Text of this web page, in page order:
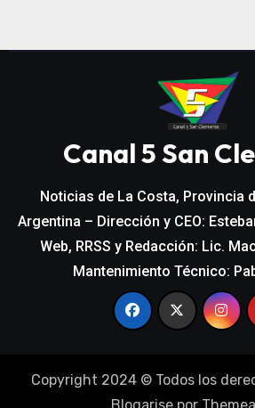
Canal 5 San
Noticias de La Costa, Provincia
Argentina – Dirección y CEO:
Web, RRSS y Redacción: Lic.
Mantenimiento Técnico:
Copyright 2024 © Todos los
Blogarisepor